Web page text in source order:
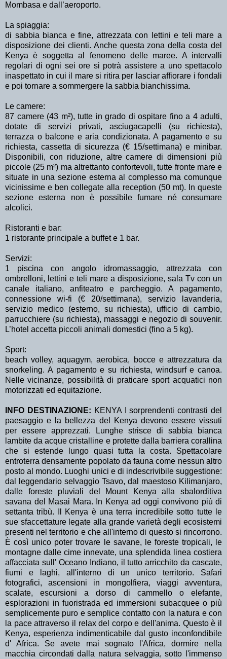
Mombasa e dall’aeroporto.
La spiaggia:
di sabbia bianca e fine, attrezzata con lettini e teli mare a
disposizione dei clienti. Anche questa zona della costa del
Kenya è soggetta al fenomeno delle maree. A intervalli
regolari di ogni sei ore si potrà assistere a uno spettacolo
inaspettato in cui il mare si ritira per lasciar affiorare i fondali
e poi tornare a sommergere la sabbia bianchissima.
Le camere:
87 camere (43 m²), tutte in grado di ospitare fino a 4 adulti,
dotate di servizi privati, asciugacapelli (su richiesta),
terrazza o balcone e aria condizionata. A pagamento e su
richiesta, cassetta di sicurezza (€ 15/settimana) e minibar.
Disponibili, con riduzione, altre camere di dimensioni più
piccole (25 m²) ma altrettanto confortevoli, tutte fronte mare e
situate in una sezione esterna al complesso ma comunque
vicinissime e ben collegate alla reception (50 mt). In queste
sezione esterna non è possibile fumare né consumare
alcolici.
Ristoranti e bar:
1 ristorante principale a buffet e 1 bar.
Servizi:
1 piscina con angolo idromassaggio, attrezzata con
ombrelloni, lettini e teli mare a disposizione, sala Tv con un
canale italiano, anfiteatro e parcheggio. A pagamento,
connessione wi-fi (€ 20/settimana), servizio lavanderia,
servizio medico (esterno, su richiesta), ufficio di cambio,
parrucchiere (su richiesta), massaggi e negozio di souvenir.
L’hotel accetta piccoli animali domestici (fino a 5 kg).
Sport:
beach volley, aquagym, aerobica, bocce e attrezzatura da
snorkeling. A pagamento e su richiesta, windsurf e canoa.
Nelle vicinanze, possibilità di praticare sport acquatici non
motorizzati ed equitazione.
INFO DESTINAZIONE: KENYA I sorprendenti contrasti del
paesaggio e la bellezza del Kenya devono essere vissuti
per essere apprezzati. Lunghe strisce di sabbia bianca
lambite da acque cristalline e protette dalla barriera corallina
che si estende lungo quasi tutta la costa. Spettacolare
entroterra densamente popolato da fauna come nessun altro
posto al mondo. Luoghi unici e di indescrivibile suggestione:
dal leggendario selvaggio Tsavo, dal maestoso Kilimanjaro,
dalle foreste pluviali del Mount Kenya alla sbalorditiva
savana del Masai Mara. In Kenya ad oggi convivono più di
settanta tribù. Il Kenya è una terra incredibile sotto tutte le
sue sfaccettature legate alla grande varietà degli ecosistemi
presenti nel territorio e che all'interno di questo si rincorrono.
È così unico poter trovare le savane, le foreste tropicali, le
montagne dalle cime innevate, una splendida linea costiera
affacciata sull' Oceano Indiano, il tutto arricchito da cascate,
fiumi e laghi, all'interno di un unico territorio. Safari
fotografici, ascensioni in mongolfiera, viaggi avventura,
scalate, escursioni a dorso di cammello o elefante,
esplorazioni in fuoristrada ed immersioni subacquee o più
semplicemente puro e semplice contatto con la natura e con
la pace attraverso il relax del corpo e dell'anima. Questo è il
Kenya, esperienza indimenticabile dal gusto inconfondibile
d' Africa. Se avete mai sognato l'Africa, dormire nella
macchia circondati dalla natura selvaggia, sotto l'immenso